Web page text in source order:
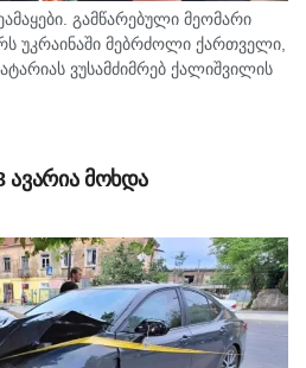
გამწარებული მეომარი
უკრაინაში მებრძოლი ქართველი,
ვუსამძიმრებ ქალიშვილის
ვუცხადებ. ქუთაისში,
სავანეში შეუძლია...
ავარია მოხდა